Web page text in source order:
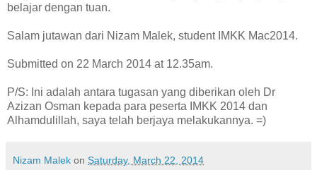
belajar dengan tuan.
Salam jutawan dari Nizam Malek, student IMKK Mac2014.
Submitted on 22 March 2014 at 12.35am.
P/S: Ini adalah antara tugasan yang diberikan oleh Dr
Azizan Osman kepada para peserta IMKK 2014 dan
Alhamdulillah, saya telah berjaya melakukannya. =)
Nizam Malek on Saturday, March 22, 2014